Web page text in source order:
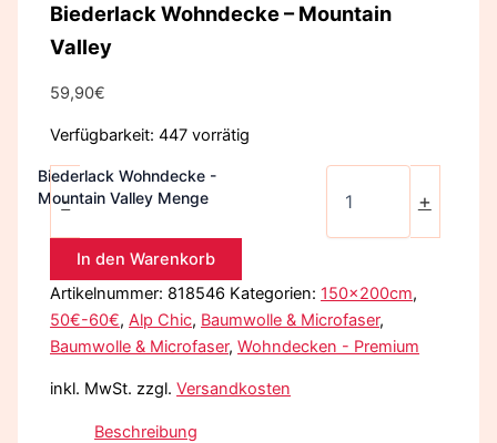
Biederlack Wohndecke – Mountain
Valley
59,90€
Verfügbarkeit: 447 vorrätig
-
Biederlack Wohndecke -
Mountain Valley Menge
+
In den Warenkorb
Artikelnummer: 818546 Kategorien:150x200cm,
50€-60€,Alp Chic, Baumwolle & Microfaser,
Baumwolle & Microfaser,Wohndecken - Premium
inkl. MwSt. zzgl.Versandkosten
Beschreibung